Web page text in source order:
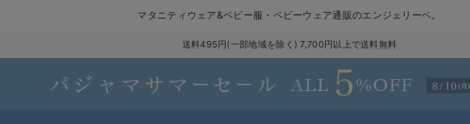
マタニティウェア&ベビー服・ベビーウェア通販のエンジェリーベ。
送料495円(一部地域を除く) 7,700円以上で送料無料